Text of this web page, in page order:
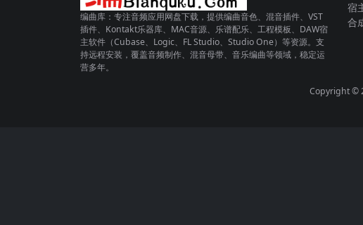
编曲库：专注音频应用网盘下载，提供编曲音色、混音插件、VST
插件、Kontakt乐器库、MAC音源、乐谱配乐、工程模板、DAW宿
主软件（Cubase、Logic、FL Studio、Studio One）等资源。支
持远程安装，覆盖音频制作、混音母带、音乐编曲等领域，稳定运
营多年。
宿
合
Copyright ©